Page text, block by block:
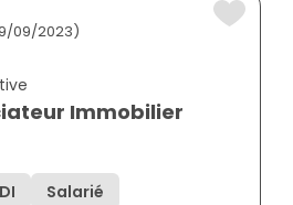
09/2023)
Immobilier
Salarié